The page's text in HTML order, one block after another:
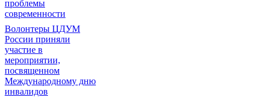
проблемы
современности
Волонтеры ЦДУМ
России приняли
участие в
мероприятии,
посвященном
Международному дню
инвалидов